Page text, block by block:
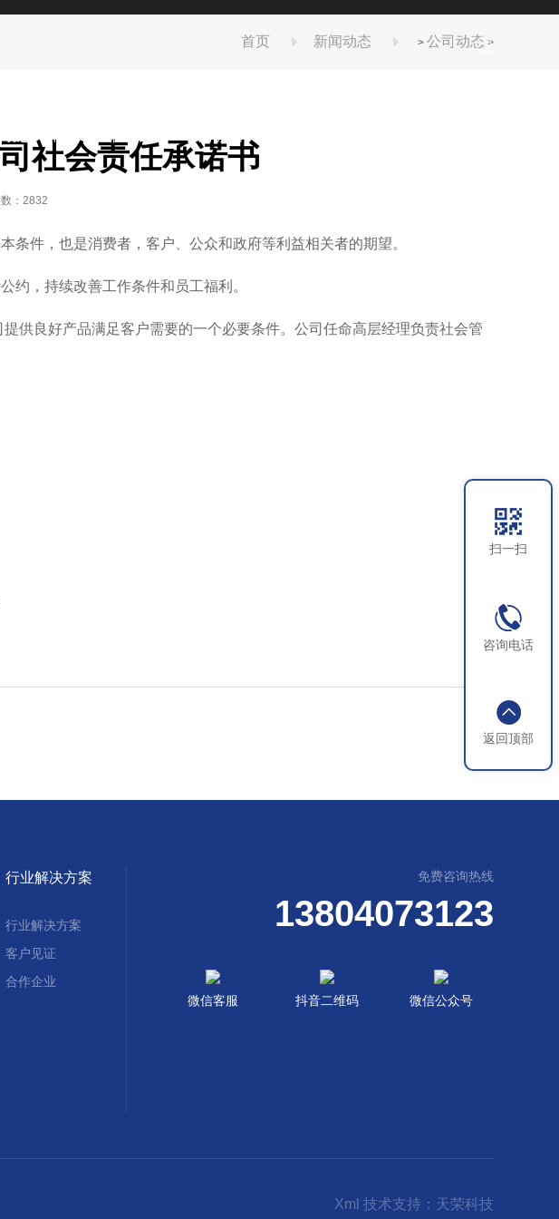
松原行业解决方案 松原服务与支持
重机生产制造许可证和安装、改造、维修许可证，并通过ISO9001
首页 新闻动态 > 公司动态 >
社会责任承诺书
：2832
件，也是消费者，客户、公众和政府等利益相关者的期望。
约，持续改善工作条件和员工福利。
供良好产品满足客户需要的一个必要条件。公司任命高层经理负责社会管
行业解决方案
行业解决方案
客户见证
合作企业
免费咨询热线
13804073123
微信客服 抖音二维码 微信公众号
Xml 技术支持： 天荣科技
扫一扫
咨询电话
返回顶部